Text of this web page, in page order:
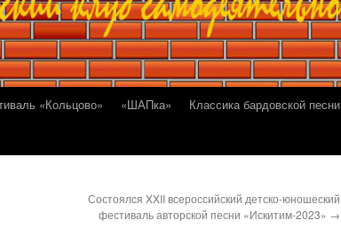
«Кольцово» «ШАПка» Классика бардовской песни
Состоялcя XXII всероссийский детско-юношеский
фестиваль авторской песни «Искитим-2023» →